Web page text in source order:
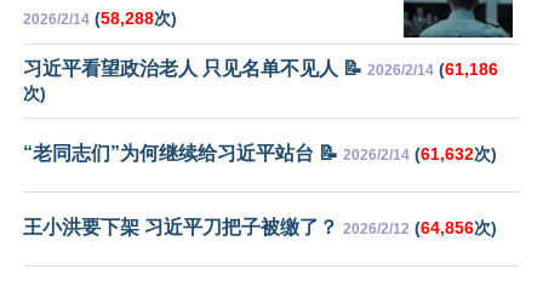
2026/2/14 (58,288次)
习近平看望政治老人 只见名单不见人 📝 2026/2/14 (61,186
次)
“老同志们”为何继续给习近平站台 📝 2026/2/14 (61,632次)
王小洪要下架 习近平刀把子被缴了？ 2026/2/12 (64,856次)